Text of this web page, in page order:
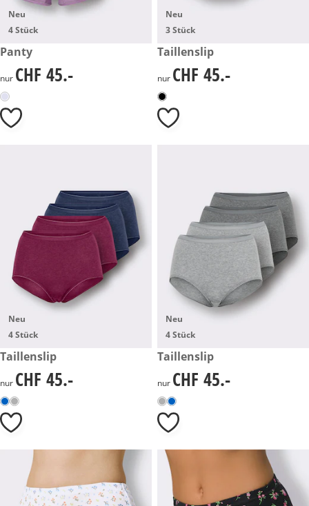
Neu
4 Stück
CHF 45.-
Panty
CHF 45.-
nur CHF 45.-
Neu
3 Stück
CHF 45.-
Taillenslip
CHF 45.-
nur CHF 45.-
Neu
4 Stück
CHF 45.-
Taillenslip
CHF 45.-
nur CHF 45.-
Neu
4 Stück
CHF 45.-
Taillenslip
CHF 45.-
nur CHF 45.-